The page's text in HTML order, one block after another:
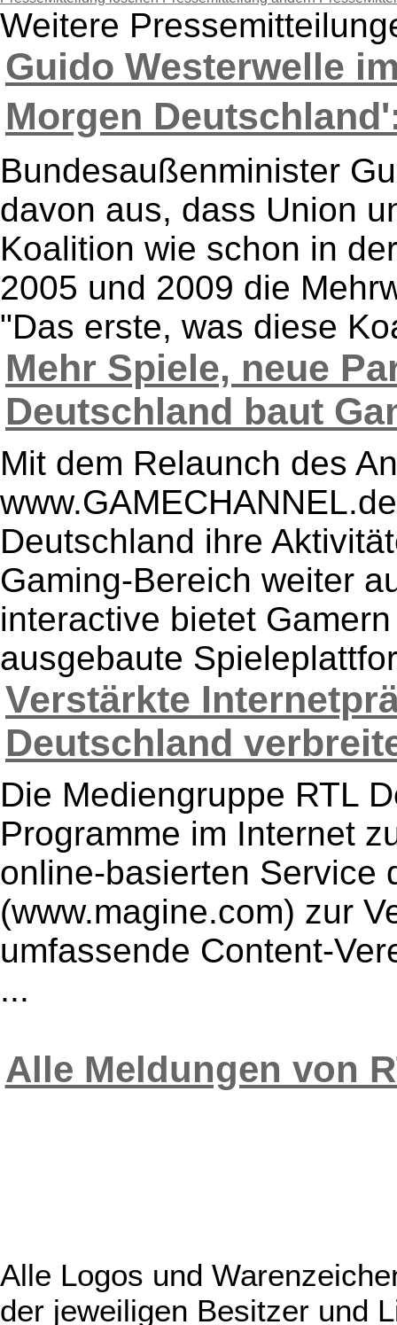
Weitere
Guido Westerwelle
Morgen
Bundesaußenminister
davon aus, dass Union
Koalition wie schon in
2005 und 2009 die
"Das erste, was diese
Mehr Spiele, neue
Deutschland baut
Mit dem Relaunch des
Deutschland ihre
Gaming-Bereich weiter
interactive bietet
ausgebaute
Verstärkte
Deutschland
Die Mediengruppe RTL
Programme im Internet
online-basierten Service
(www.magine.com) zur
umfassende Content-
...
Alle Meldungen von
Alle Logos und
der jeweiligen Besitzer und